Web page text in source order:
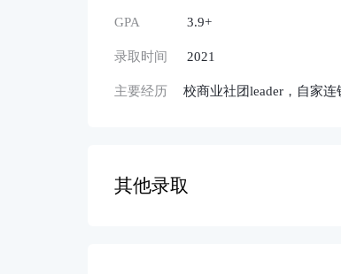
GPA 3.9+
录取时间 2021
主要经历 校商业社团leader，自家
其他录取